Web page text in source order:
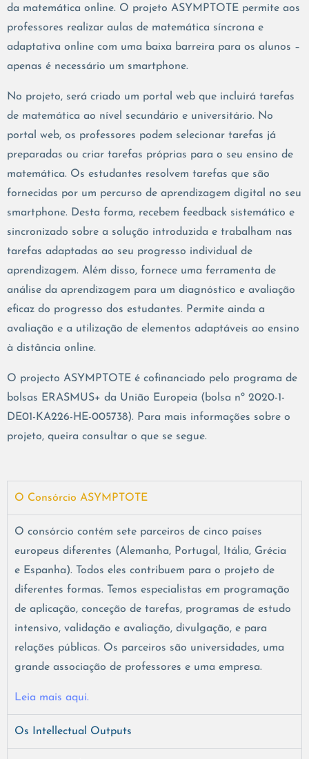
da matemática online. O projeto ASYMPTOTE permite aos
professores realizar aulas de matemática síncrona e
adaptativa online com uma baixa barreira para os alunos –
apenas é necessário um smartphone.
No projeto, será criado um portal web que incluirá tarefas
de matemática ao nível secundário e universitário. No
portal web, os professores podem selecionar tarefas já
preparadas ou criar tarefas próprias para o seu ensino de
matemática. Os estudantes resolvem tarefas que são
fornecidas por um percurso de aprendizagem digital no seu
smartphone. Desta forma, recebem feedback sistemático e
sincronizado sobre a solução introduzida e trabalham nas
tarefas adaptadas ao seu progresso individual de
aprendizagem. Além disso, fornece uma ferramenta de
análise da aprendizagem para um diagnóstico e avaliação
eficaz do progresso dos estudantes. Permite ainda a
avaliação e a utilização de elementos adaptáveis ao ensino
à distância online.
O projecto ASYMPTOTE é cofinanciado pelo programa de
bolsas ERASMUS+ da União Europeia (bolsa nº 2020-1-
DE01-KA226-HE-005738). Para mais informações sobre o
projeto, queira consultar o que se segue.
O Consórcio ASYMPTOTE
O consórcio contém sete parceiros de cinco países
europeus diferentes (Alemanha, Portugal, Itália, Grécia
e Espanha). Todos eles contribuem para o projeto de
diferentes formas. Temos especialistas em programação
de aplicação, conceção de tarefas, programas de estudo
intensivo, validação e avaliação, divulgação, e para
relações públicas. Os parceiros são universidades, uma
grande associação de professores e uma empresa.
Leia mais aqui.
Os Intellectual Outputs